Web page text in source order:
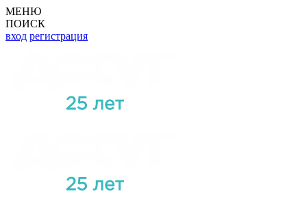
МЕНЮ
ПОИСК
вход регистрация